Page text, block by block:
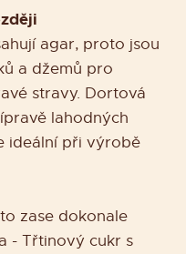
agar, proto jsou
a džemů pro
stravy. Dortová
lahodných
ideální při výrobě
zase dokonale
- Třtinový cukr s